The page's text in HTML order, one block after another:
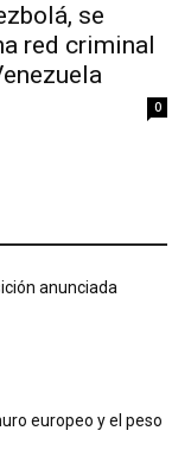
se
red criminal
0
anunciada
europeo y el peso